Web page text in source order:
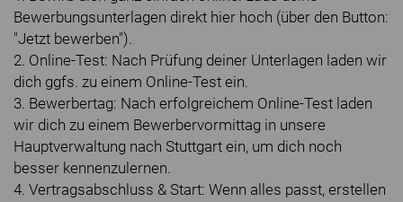
Bewerbungsunterlagen direkt hier hoch (über den Button:
"Jetzt bewerben").
2. Online-Test: Nach Prüfung deiner Unterlagen laden wir
dich ggfs. zu einem Online-Test ein.
3. Bewerbertag: Nach erfolgreichem Online-Test laden
wir dich zu einem Bewerbervormittag in unsere
Hauptverwaltung nach Stuttgart ein, um dich noch
besser kennenzulernen.
4. Vertragsabschluss & Start: Wenn alles passt, erstellen